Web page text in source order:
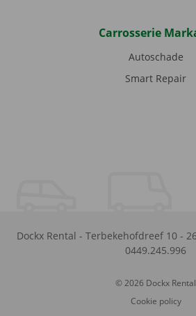
Carrosserie
Autoschade
Smart Repair
Dockx Rental - Terbekehofdreef 10 -
0449.245.996
© 2026 Dockx Rental
Cookie policy